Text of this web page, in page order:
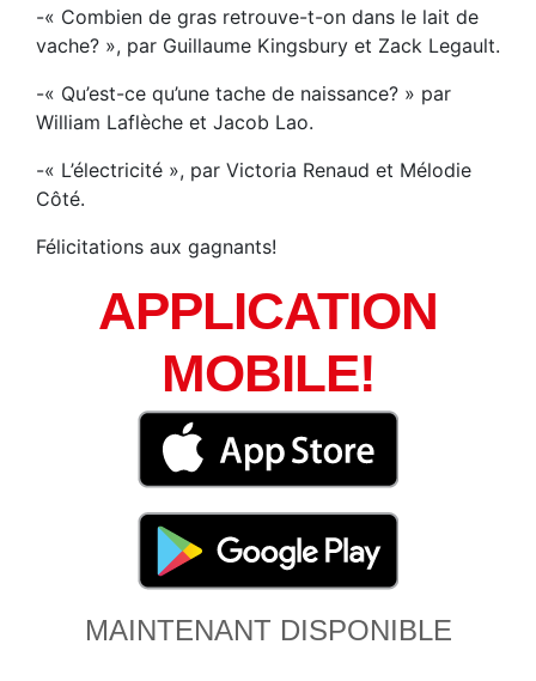
-« Combien de gras retrouve-t-on dans le lait de
vache? », par Guillaume Kingsbury et Zack Legault.
-« Qu’est-ce qu’une tache de naissance? » par
William Laflèche et Jacob Lao.
-« L’électricité », par Victoria Renaud et Mélodie
Côté.
Félicitations aux gagnants!
APPLICATION
MOBILE!
MAINTENANT DISPONIBLE